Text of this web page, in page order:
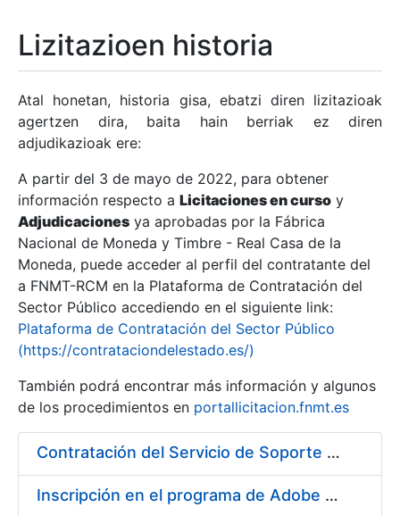
Erakutsi/Ezkutatu
Erakutsi/Ezkutatu
Erakutsi/Ezkutatu
Erakutsi/Ezkutatu
Erakutsi/Ezkutatu
Lizitazioen historia
Atal honetan, historia gisa, ebatzi diren lizitazioak
agertzen dira, baita hain berriak ez diren
adjudikazioak ere:
A partir del 3 de mayo de 2022, para obtener
información respecto a Licitaciones en curso y
Adjudicaciones ya aprobadas por la Fábrica
Nacional de Moneda y Timbre - Real Casa de la
Moneda, puede acceder al perfil del contratante del
a FNMT-RCM en la Plataforma de Contratación del
Sector Público accediendo en el siguiente link:
Plataforma de Contratación del Sector Público
(https://contrataciondelestado.es/)
También podrá encontrar más información y algunos
de los procedimientos en portallicitacion.fnmt.es
Contratación del Servicio de Soporte de Sistemas BMC
Inscripción en el programa de Adobe CLP